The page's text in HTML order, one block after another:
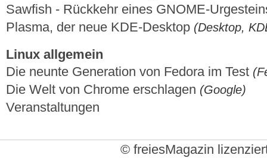
Sawfish - Rückkehr eines GNOME-
Plasma, der neue KDE-Desktop (Desktop,
Linux allgemein
Die neunte Generation von Fedora im Test
Die Welt von Chrome erschlagen (Google)
Veranstaltungen
© freiesMagazin